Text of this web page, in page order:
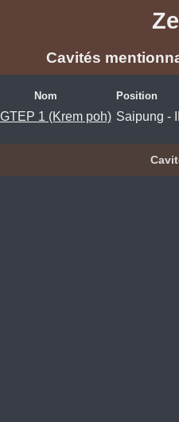
Cavités
Nom Position
1 (Krem poh) Saipung -